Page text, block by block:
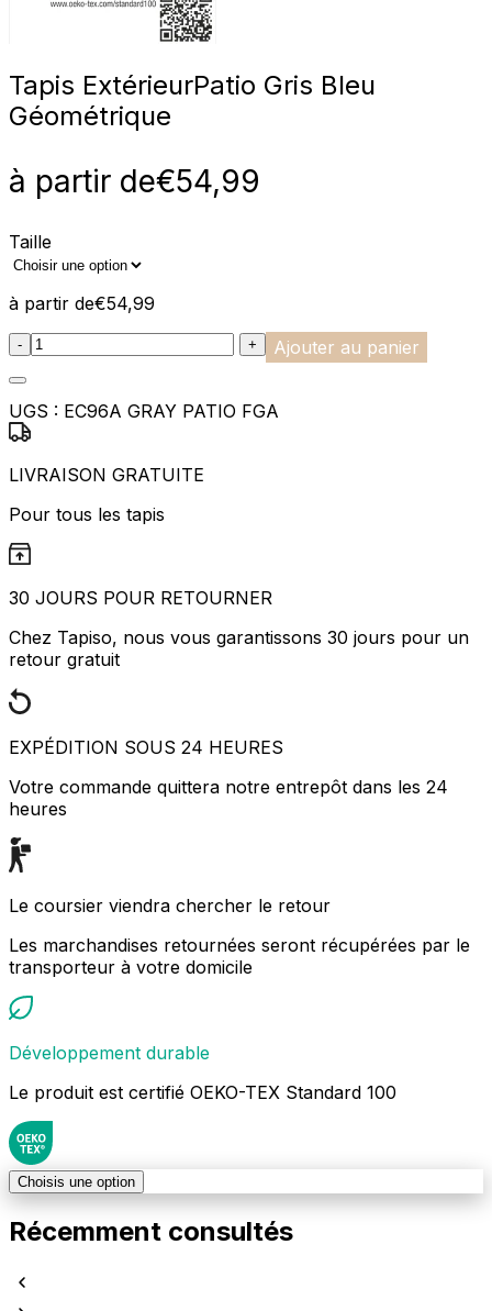
Tapis ExtérieurPatio Gris Bleu
Géométrique
à partir de€54,99
Taille
à partir de€54,99
:product_name quantity
- + Ajouter au panier
UGS : EC96A GRAY PATIO FGA
LIVRAISON GRATUITE
Pour tous les tapis
30 JOURS POUR RETOURNER
Chez Tapiso, nous vous garantissons 30 jours pour un
retour gratuit
EXPÉDITION SOUS 24 HEURES
Votre commande quittera notre entrepôt dans les 24
heures
Le coursier viendra chercher le retour
Les marchandises retournées seront récupérées par le
transporteur à votre domicile
Développement durable
Le produit est certifié OEKO-TEX Standard 100
Choisis une option
Récemment consultés